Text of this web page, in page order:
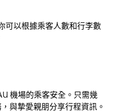
可以根據乘客人數和行李數
機場的乘客安全。只需幾
與摯愛親朋分享行程資訊。